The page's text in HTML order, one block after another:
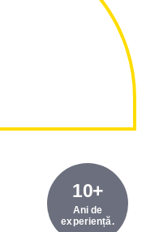
10+
Ani de
experiență.